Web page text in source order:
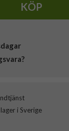
KÖP
i Sverige